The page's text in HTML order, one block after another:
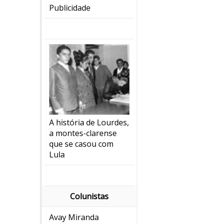
Publicidade
A história de Lourdes,
a montes-clarense
que se casou com
Lula
Colunistas
Avay Miranda